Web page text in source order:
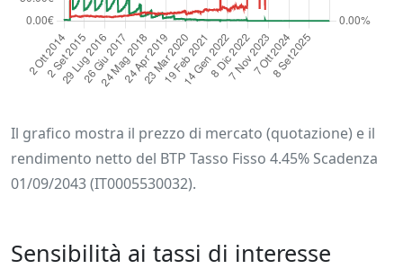
Il grafico mostra il prezzo di mercato (quotazione) e il
rendimento netto del BTP Tasso Fisso 4.45% Scadenza
01/09/2043 (IT0005530032).
Sensibilità ai tassi di interesse